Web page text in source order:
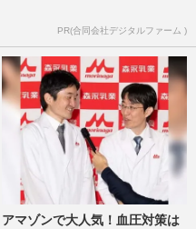
島茂が明かしたTOKIO完
山口達也・長…
23日号 2025/12/8
PR(合同会社デジタルファーム )
アマゾンで大人気！血圧対策は